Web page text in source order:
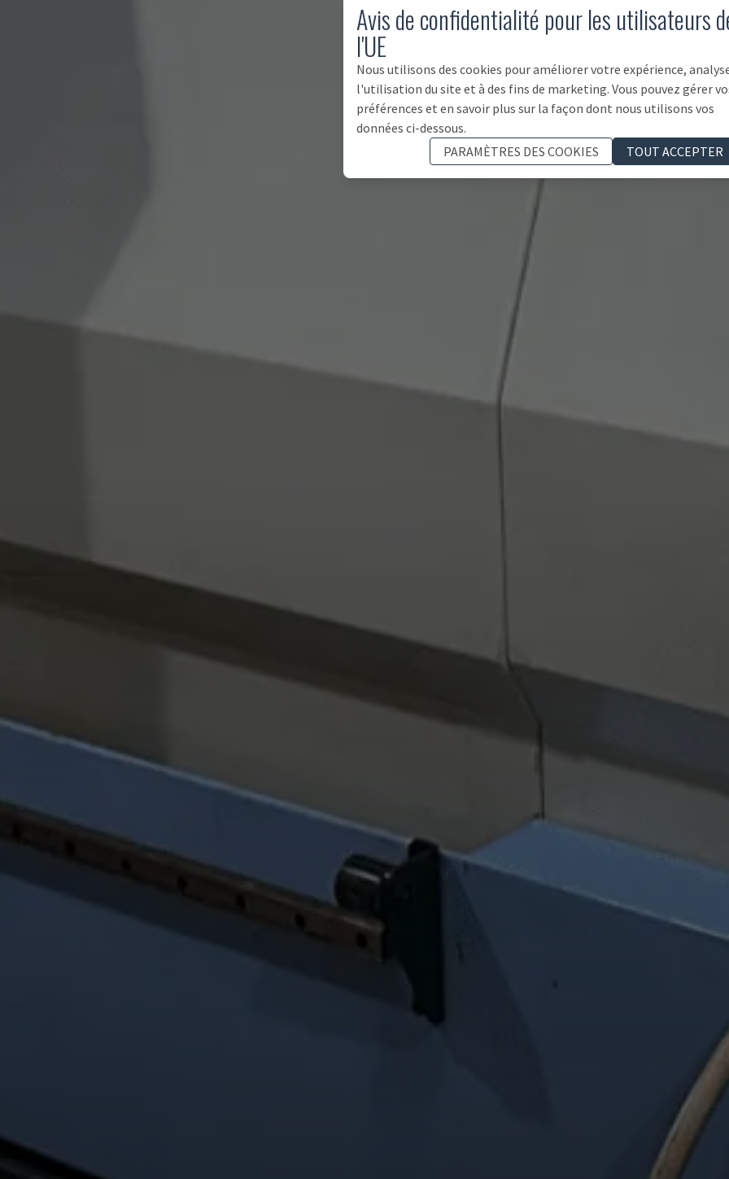
Avis de confidentialité pour les utilisateurs
l'UE
Nous utilisons des cookies pour améliorer votre expérience,
l'utilisation du site et à des fins de marketing. Vous pouvez gérer
préférences et en savoir plus sur la façon dont nous utilisons vos
données ci-dessous.
PARAMÈTRES DES COOKIES
TOUT ACCEPTER